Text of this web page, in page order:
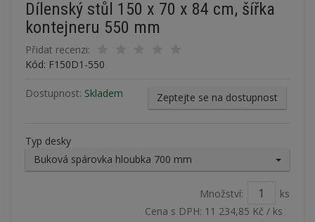
Dílenský stůl 150 x 70 x 84 cm, šířka
kontejneru 550 mm
Přidat recenzi:
Kód: F150D1-550
Dostupnost: Skladem Zeptejte se na dostupnost
Typ desky
Buková spárovka hloubka 700 mm
Množství:
ks
Cena s DPH: 11 234,85 Kč / ks